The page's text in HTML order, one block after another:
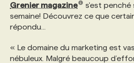
Grenier magazine
s'est
semaine! Découvrez ce que
répondu...
« Le domaine du marketing est
nébuleux. Malgré beaucoup